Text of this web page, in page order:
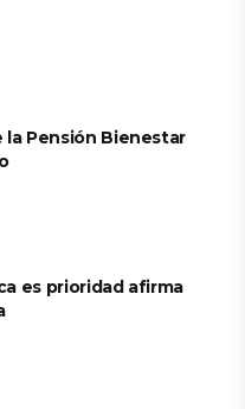
la Pensión Bienestar
es prioridad afirma